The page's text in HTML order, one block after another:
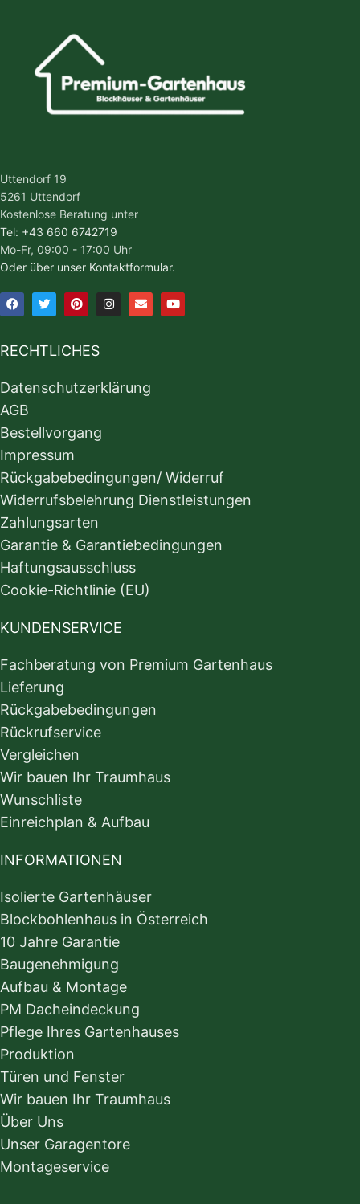
Uttendorf 19
5261 Uttendorf
Kostenlose Beratung unter
Tel: +43 660 6742719
Mo-Fr, 09:00 - 17:00 Uhr
Oder über unser Kontaktformular.
RECHTLICHES
Datenschutzerklärung
AGB
Bestellvorgang
Impressum
Rückgabebedingungen/ Widerruf
Widerrufsbelehrung Dienstleistungen
Zahlungsarten
Garantie & Garantiebedingungen
Haftungsausschluss
Cookie-Richtlinie (EU)
KUNDENSERVICE
Fachberatung von Premium Gartenhaus
Lieferung
Rückgabebedingungen
Rückrufservice
Vergleichen
Wir bauen Ihr Traumhaus
Wunschliste
Einreichplan & Aufbau
INFORMATIONEN
Isolierte Gartenhäuser
Blockbohlenhaus in Österreich
10 Jahre Garantie
Baugenehmigung
Aufbau & Montage
PM Dacheindeckung
Pflege Ihres Gartenhauses
Produktion
Türen und Fenster
Wir bauen Ihr Traumhaus
Über Uns
Unser Garagentore
Montageservice